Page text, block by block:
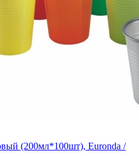
(200мл*100шт), Euronda /